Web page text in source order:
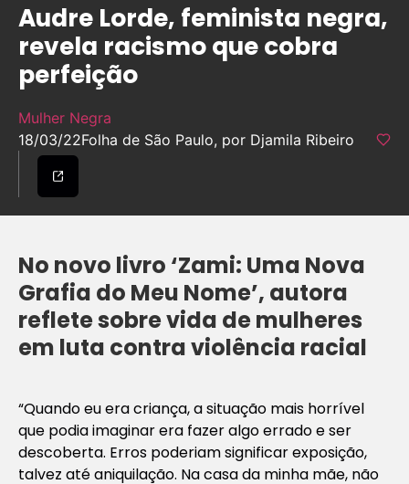
Audre Lorde, feminista negra,
revela racismo que cobra
perfeição
Mulher Negra
18/03/22Folha de São Paulo, por Djamila Ribeiro
No novo livro ‘Zami: Uma Nova
Grafia do Meu Nome’, autora
reflete sobre vida de mulheres
em luta contra violência racial
“Quando eu era criança, a situação mais horrível
que podia imaginar era fazer algo errado e ser
descoberta. Erros poderiam significar exposição,
talvez até aniquilação. Na casa da minha mãe, não